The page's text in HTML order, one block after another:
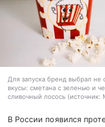
Для запуска бренд выбрал не
вкусы: сметана с зеленью и
сливочный лосось
источник:
В России появился